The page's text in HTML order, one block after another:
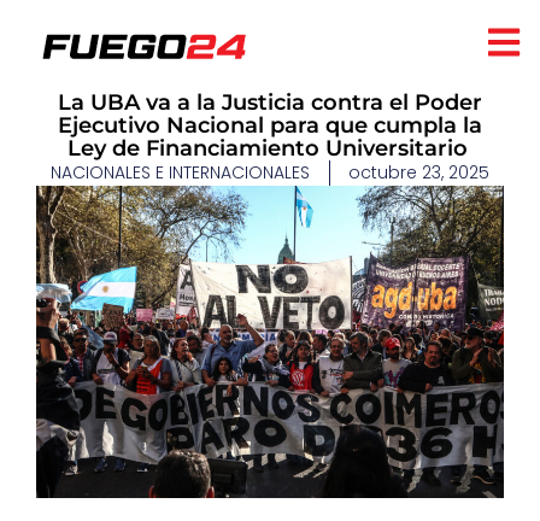
La UBA va a la Justicia contra el Poder
Ejecutivo Nacional para que cumpla la
Ley de Financiamiento Universitario
NACIONALES E INTERNACIONALES octubre 23, 2025